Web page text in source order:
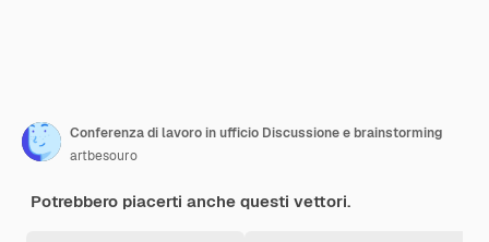
Conferenza di lavoro in ufficio Discussione e brainstorming
artbesouro
Potrebbero piacerti anche questi vettori.